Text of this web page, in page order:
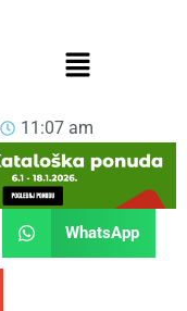
11:07 am
WhatsApp